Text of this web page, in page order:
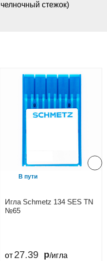
челночный стежок)
Игла Schmetz 134 SES TN
№65
В пути
от 27.39 /игла